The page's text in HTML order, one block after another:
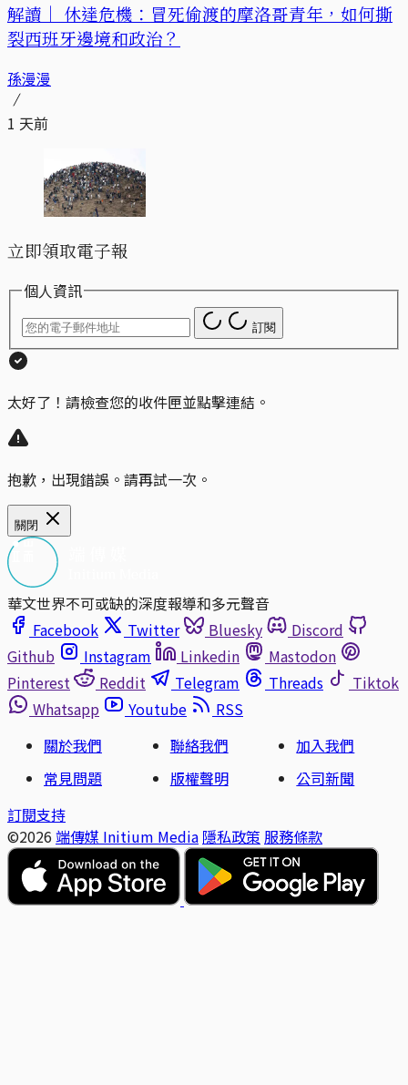
解讀｜ 休達危機：冒死偷渡的摩洛哥青年，如何撕
裂西班牙邊境和政治？
孫漫漫
1 天前
立即領取電子報
個人資訊
訂閱
太好了！請檢查您的收件匣並點擊連結。
抱歉，出現錯誤。請再試一次。
關閉
華文世界不可或缺的深度報導和多元聲音
Facebook
Twitter Bluesky
Discord
Github
Instagram Linkedin
Mastodon
Pinterest
Reddit Telegram Threads
Tiktok
Whatsapp
Youtube
RSS
關於我們
聯絡我們
加入我們
常見問題
版權聲明
公司新聞
訂閱支持
©2026 端傳媒 Initium Media 隱私政策 服務條款